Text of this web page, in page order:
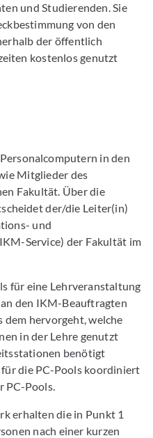
und Studierenden. Sie
von den
der öffentlich
kostenlos genutzt
in den
Mitglieder des
Fakultät. Über die
der/die Leiter(in)
und
Service) der Fakultät im
für eine Lehrveranstaltung
den IKM-Beauftragten
dem hervorgeht, welche
in der Lehre genutzt
benötigt
die PC-Pools koordiniert
PC-Pools.
erhalten die in Punkt 1
nach einer kurzen